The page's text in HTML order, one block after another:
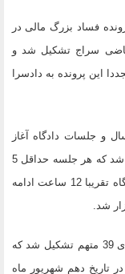
فساد بزرگ مالی در
ماه سال 90 با ریاست قاضی سراج تشکیل شد و
این پرونده به دادسرا
و جلسات دادگاه آغاز
شد. 15 جلسه برای رسیدگی به این پرونده تشکیل شد که هر جلسه حداقل 5
ساعت به طول انجامید و حتی یک جلسه از این دادگاه تقریبا 12 ساعت ادامه
سخنگوی قوه قضاییه اظهار کرد: جلسات دادگاه برای 39 متهم تشکیل شد که
در تاریخ دهم شهریور ماه